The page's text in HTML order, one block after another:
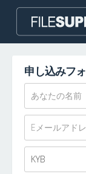
連絡
Language
申し込みフ